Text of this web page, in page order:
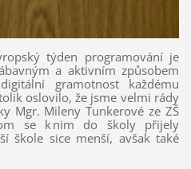
týden programování je
a aktivním způsobem
gramotnost každému
oslovilo, že jsme velmi rády
Mgr. Mileny Tunkerové ze ZŠ
se k nim do školy přijely
škole sice menší, avšak také